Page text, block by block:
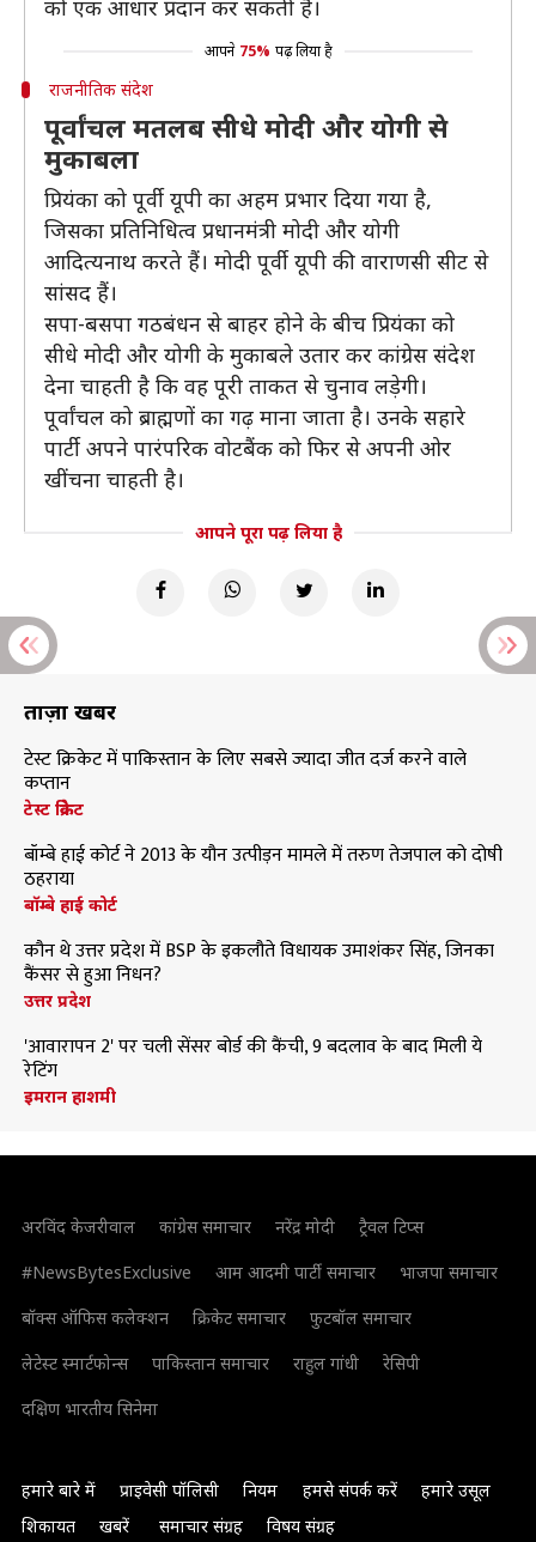
को एक आधार प्रदान कर सकती है।
आपने 75% पढ़ लिया है
राजनीतिक संदेश
पूर्वांचल मतलब सीधे मोदी और योगी से
मुकाबला
प्रियंका को पूर्वी यूपी का अहम प्रभार दिया गया है,
जिसका प्रतिनिधित्व प्रधानमंत्री मोदी और योगी
आदित्यनाथ करते हैं। मोदी पूर्वी यूपी की वाराणसी सीट से
सांसद हैं।
सपा-बसपा गठबंधन से बाहर होने के बीच प्रियंका को
सीधे मोदी और योगी के मुकाबले उतार कर कांग्रेस संदेश
देना चाहती है कि वह पूरी ताकत से चुनाव लड़ेगी।
पूर्वांचल को ब्राह्मणों का गढ़ माना जाता है। उनके सहारे
पार्टी अपने पारंपरिक वोटबैंक को फिर से अपनी ओर
खींचना चाहती है।
आपने पूरा पढ़ लिया है
ताज़ा खबरें
टेस्ट क्रिकेट में पाकिस्तान के लिए सबसे ज्यादा जीत दर्ज करने वाले
कप्तान
टेस्ट क्रिकेट
बॉम्बे हाई कोर्ट ने 2013 के यौन उत्पीड़न मामले में तरुण तेजपाल को दोषी
ठहराया
बॉम्बे हाई कोर्ट
कौन थे उत्तर प्रदेश में BSP के इकलौते विधायक उमाशंकर सिंह, जिनका
कैंसर से हुआ निधन?
उत्तर प्रदेश
'आवारापन 2' पर चली सेंसर बोर्ड की कैंची, 9 बदलाव के बाद मिली ये
रेटिंग
इमरान हाशमी
अरविंद केजरीवाल कांग्रेस समाचार नरेंद्र मोदी
ट्रैवल टिप्स
#NewsBytesExclusive
आम आदमी पार्टी समाचार
भाजपा समाचार
बॉक्स ऑफिस कलेक्शन
क्रिकेट समाचार
फुटबॉल समाचार
लेटेस्ट स्मार्टफोन्स
पाकिस्तान समाचार राहुल गांधी
रेसिपी
दक्षिण भारतीय सिनेमा
हमारे बारे में प्राइवेसी पॉलिसी नियम हमसे संपर्क करें
हमारे उसूल
शिकायत
खबरें समाचार संग्रह विषय संग्रह